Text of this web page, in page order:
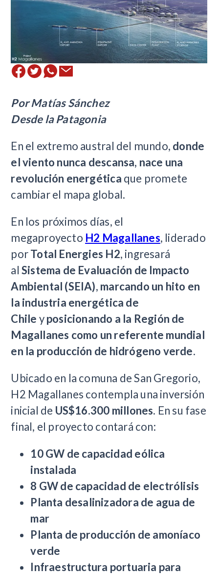
Por Matías Sánchez
Desde la Patagonia
En el extremo austral del mundo, donde
el viento nunca descansa, nace una
revolución energética que promete
cambiar el mapa global.
En los próximos días, el
megaproyecto H2 Magallanes, liderado
porTotal Energies H2, ingresará
al Sistema de Evaluación de Impacto
Ambiental (SEIA), marcando un hito en
la industria energética de
Chile yposicionando a la Región de
Magallanes como un referente mundial
en la producción de hidrógeno verde.
Ubicado en la comuna de San Gregorio,
H2 Magallanes contempla una inversión
inicial de US$16.300 millones. En su fase
final, el proyecto contará con:
10 GW de capacidad eólica
instalada
8 GW de capacidad de electrólisis
Planta desalinizadora de agua de
mar
Planta de producción de amoníaco
verde
Infraestructura portuaria para